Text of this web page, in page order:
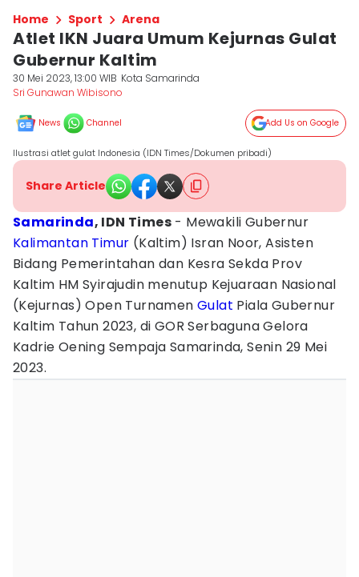
Home Sport Arena
Atlet IKN Juara Umum Kejurnas Gulat
Gubernur Kaltim
30 Mei 2023, 13:00 WIB Kota Samarinda
Sri Gunawan Wibisono
News Channel Add Us on Google
Ilustrasi atlet gulat Indonesia (IDN Times/Dokumen pribadi)
Share Article
Samarinda, IDN Times - Mewakili Gubernur
Kalimantan Timur (Kaltim) Isran Noor, Asisten
Bidang Pemerintahan dan Kesra Sekda Prov
Kaltim HM Syirajudin menutup Kejuaraan Nasional
(Kejurnas) Open Turnamen Gulat Piala Gubernur
Kaltim Tahun 2023, di GOR Serbaguna Gelora
Kadrie Oening Sempaja Samarinda, Senin 29 Mei
2023.